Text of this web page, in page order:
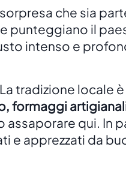
che sia
punteggiano il
intenso e
tradizione locale
formaggi
qui. In
e apprezzati da